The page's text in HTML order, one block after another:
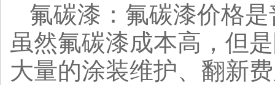
氟碳漆：氟碳漆价格
虽然氟碳漆成本高，但
大量的涂装维护、翻新